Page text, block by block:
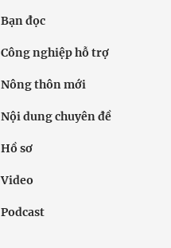
Bạn đọc
Công nghiệp hỗ trợ
Nông thôn mới
Nội dung chuyên đề
Hồ sơ
Video
Podcast